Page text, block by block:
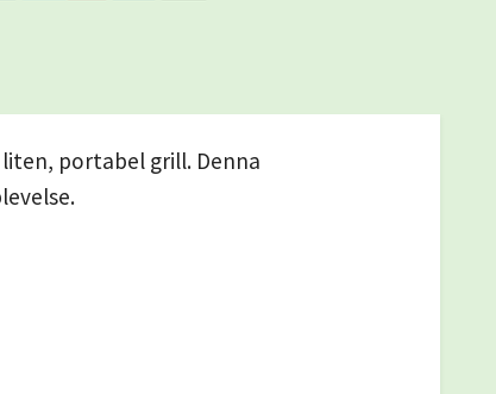
portabel grill. Denna